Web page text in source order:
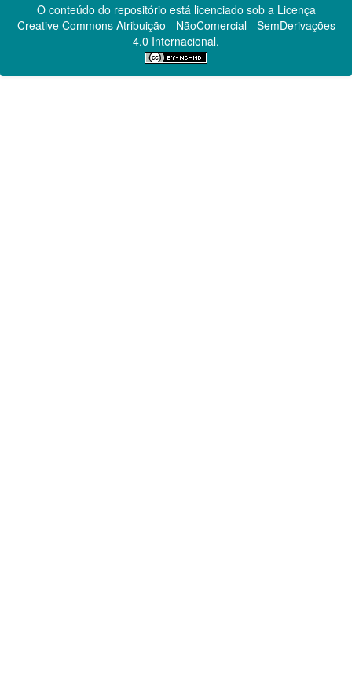
O conteúdo do repositório está licenciado sob a Licença
Creative CommonsAtribuição - NãoComercial - SemDerivações
4.0 Internacional.